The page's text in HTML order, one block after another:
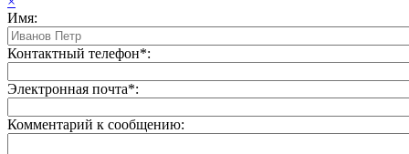
Имя:
Контактный телефон*:
Электронная почта*:
Комментарий к сообщению: